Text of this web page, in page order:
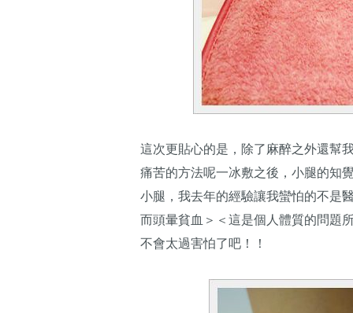
這次更貼心的是，除了麻醉之外還幫
痛苦的方法呢一冰敷之後，小腿的知
小腿，我去年的經驗讓我蠻怕的不是
而頭暈貧血＞＜這是個人體質的問題
不會太過害怕了吧！！​